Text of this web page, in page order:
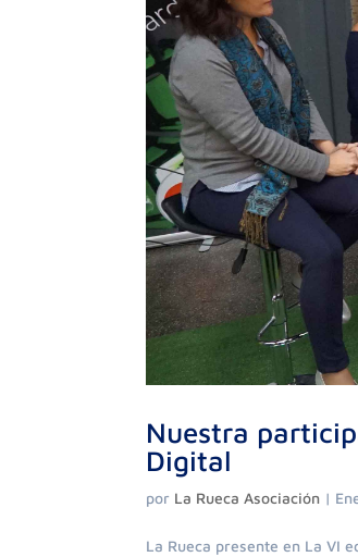
Nuestra
Digital
por La Rueca Asociación |
La Rueca presente en La VI